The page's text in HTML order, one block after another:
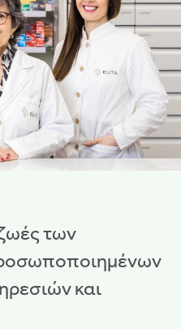
των
και